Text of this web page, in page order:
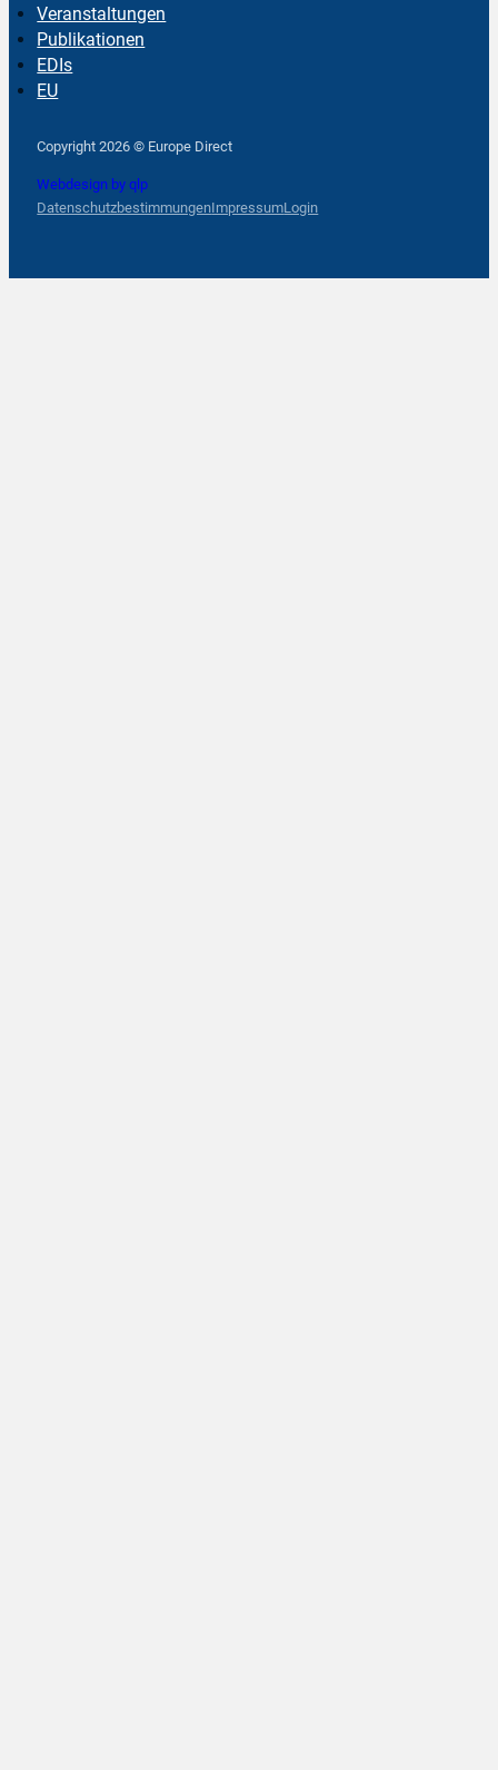
Veranstaltungen
Publikationen
EDIs
EU
Copyright 2026 © Europe Direct
Webdesign by qlp
DatenschutzbestimmungenImpressumLogin